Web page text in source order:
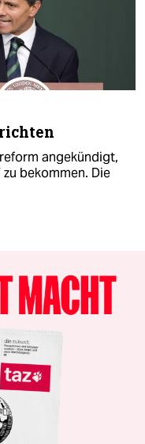
angekündigt,
bekommen. Die